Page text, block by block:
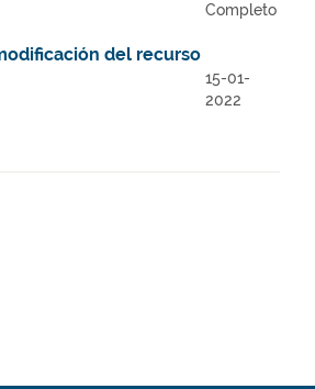
Completo
del recurso
15-01-
2022